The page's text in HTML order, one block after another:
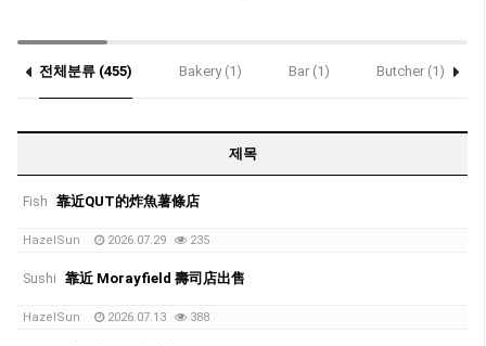
전체분류 (455) Bakery (1) Bar (1) Butcher (1)
제목
Fish 靠近QUT的炸魚薯條店
HazelSun 2026.07.29 235
Sushi 靠近 Morayfield 壽司店出售
HazelSun 2026.07.13 388